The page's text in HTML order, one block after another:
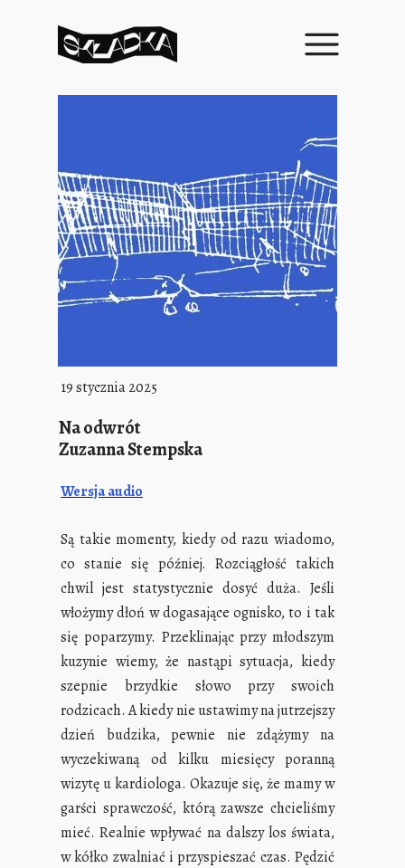
19 stycznia 2025
Na odwrót
Zuzanna Stempska
Wersja audio
Są takie momenty, kiedy od razu wiadomo,
co stanie się później. Rozciągłość takich
chwil jest statystycznie dosyć duża. Jeśli
włożymy dłoń w dogasające ognisko, to i tak
się poparzymy. Przeklinając przy młodszym
kuzynie wiemy, że nastąpi sytuacja, kiedy
szepnie brzydkie słowo przy swoich
rodzicach. A kiedy nie ustawimy na jutrzejszy
dzień budzika, pewnie nie zdążymy na
wyczekiwaną od kilku miesięcy poranną
wizytę u kardiologa. Okazuje się, że mamy w
garści sprawczość, którą zawsze chcieliśmy
mieć. Realnie wpływać na dalszy los świata,
w kółko zwalniać i przyspieszać czas. Pędzić